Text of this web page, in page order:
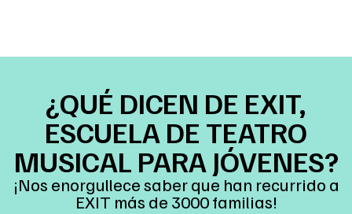
¿QUÉ DICEN DE EXIT,
ESCUELA DE TEATRO
MUSICAL PARA JÓVENES?
¡Nos enorgullece saber que han recurrido a
EXIT más de 3000 familias!